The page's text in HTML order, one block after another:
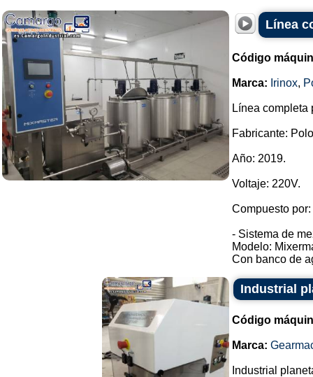
Línea
Código
Marca: Irinox,
Línea completa
Fabricante:
Año: 2019.
Voltaje: 220V.
Compuesto por:
- Sistema de
Modelo:
Con banco de
Industrial
Código
Marca:
Industrial